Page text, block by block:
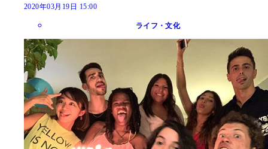
2020年03月19日 15:00
ライフ・文化